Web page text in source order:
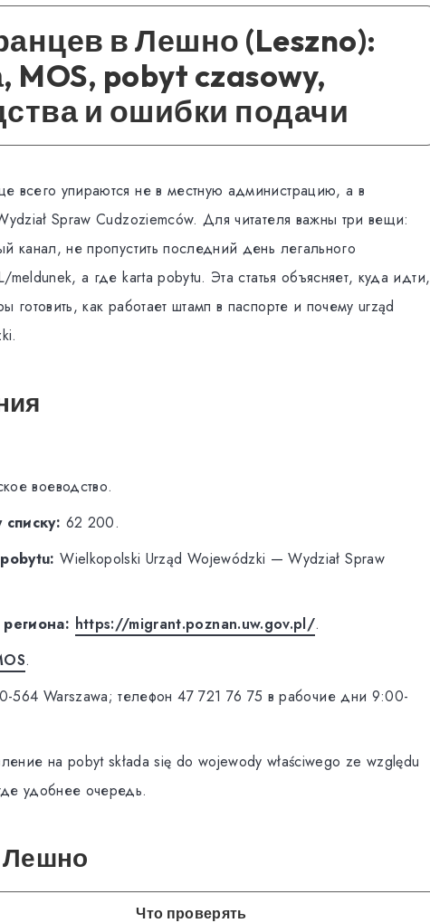
в Лешно (Leszno):
MOS, pobyt czasowy,
и ошибки подачи
всего упираются не в местную администрацию, а в
Spraw Cudzoziemców. Для читателя важны три вещи:
канал, не пропустить последний день легального
а где karta pobytu. Эта статья объясняет, куда идти,
готовить, как работает штамп в паспорте и почему urząd
воеводство.
62 200.
Wielkopolski Urząd Wojewódzki — Wydział Spraw
https://migrant.poznan.uw.gov.pl/.
.
564 Warszawa; телефон 47 721 76 75 в рабочие дни 9:00-
на pobyt składa się do wojewody właściwego ze względu
удобнее очередь.
Лешно
Что проверять